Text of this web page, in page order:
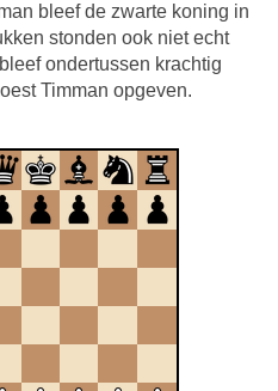
bleef de zwarte koning in
stonden ook niet echt
ondertussen krachtig
Timman opgeven.